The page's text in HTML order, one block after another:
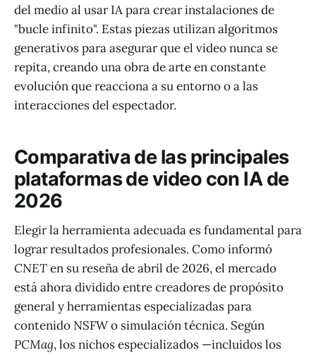
del medio al usar IA para crear instalaciones de
"bucle infinito". Estas piezas utilizan algoritmos
generativos para asegurar que el video nunca se
repita, creando una obra de arte en constante
evolución que reacciona a su entorno o a las
interacciones del espectador.
Comparativa de las principales
plataformas de video con IA de
2026
Elegir la herramienta adecuada es fundamental para
lograr resultados profesionales. Como informó
CNETen su reseña de abril de 2026, el mercado
está ahora dividido entre creadores de propósito
general y herramientas especializadas para
contenido NSFW o simulación técnica. Según
PCMag, los nichos especializados —incluidos los